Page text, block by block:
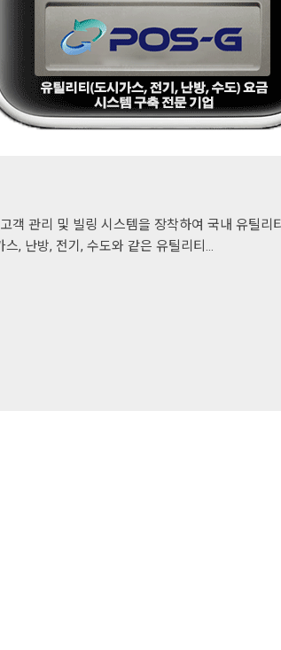
관리 및 빌링 시스템을 장착하여 국내 유틸리
, 난방, 전기, 수도와 같은 유틸리티…